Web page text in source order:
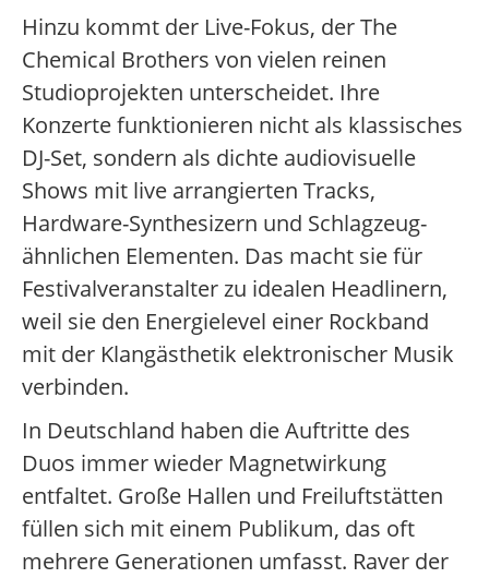
Hinzu kommt der Live-Fokus, der The
Chemical Brothers von vielen reinen
Studioprojekten unterscheidet. Ihre
Konzerte funktionieren nicht als klassisches
DJ-Set, sondern als dichte audiovisuelle
Shows mit live arrangierten Tracks,
Hardware-Synthesizern und Schlagzeug-
ähnlichen Elementen. Das macht sie für
Festivalveranstalter zu idealen Headlinern,
weil sie den Energielevel einer Rockband
mit der Klangästhetik elektronischer Musik
verbinden.
In Deutschland haben die Auftritte des
Duos immer wieder Magnetwirkung
entfaltet. Große Hallen und Freiluftstätten
füllen sich mit einem Publikum, das oft
mehrere Generationen umfasst. Raver der